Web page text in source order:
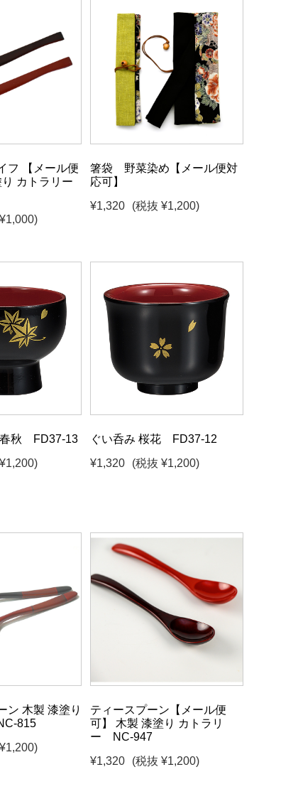
フ 【メール便
カトラリー
箸袋 野菜染め【メール便対
応可】
¥1,320
(税抜 ¥1,200)
春秋 FD37-13
ぐい呑み 桜花 FD37-12
¥1,320
(税抜 ¥1,200)
ン 木製 漆塗り
815
ティースプーン【メール便
可】 木製 漆塗り カトラリ
ー NC-947
¥1,320
(税抜 ¥1,200)